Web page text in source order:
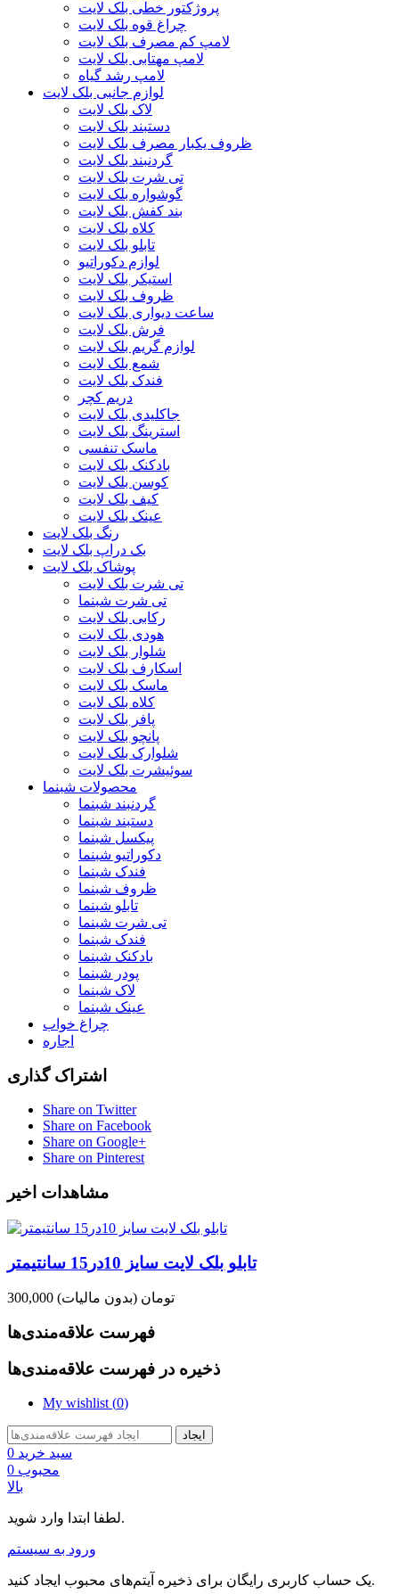
پروژکتور خطی بلک لایت
چراغ قوه بلک لایت
لامپ کم مصرف بلک لایت
لامپ مهتابی بلک لایت
لامپ رشد گیاه
لوازم جانبی بلک لایت
لاک بلک لایت
دستبند بلک لایت
ظروف یکبار مصرف بلک لایت
گردنبند بلک لایت
تی شرت بلک لایت
گوشواره بلک لایت
بند کفش بلک لایت
کلاه بلک لایت
تابلو بلک لایت
لوازم دکوراتیو
استیکر بلک لایت
ظروف بلک لایت
ساعت دیواری بلک لایت
فرش بلک لایت
لوازم گریم بلک لایت
شمع بلک لایت
فندک بلک لایت
دریم کچر
جاکلیدی بلک لایت
استرینگ بلک لایت
ماسک تنفسی
بادکنک بلک لایت
کوسن بلک لایت
کیف بلک لایت
عینک بلک لایت
رنگ بلک لایت
بک دراپ بلک لایت
پوشاک بلک لایت
تی شرت بلک لایت
تی شرت شبنما
رکابی بلک لایت
هودی بلک لایت
شلوار بلک لایت
اسکارف بلک لایت
ماسک بلک لایت
کلاه بلک لایت
پافر بلک لایت
پانچو بلک لایت
شلوارک بلک لایت
سوئیشرت بلک لایت
محصولات شبنما
گردنبند شبنما
دستبند شبنما
پیکسل شبنما
دکوراتیو شبنما
فندک شبنما
ظروف شبنما
تابلو شبنما
تی شرت شبنما
فندک شبنما
بادکنک شبنما
پودر شبنما
لاک شبنما
عینک شبنما
چراغ خواب
اجاره
اشتراک گذاری
Share on Twitter
Share on Facebook
Share on Google+
Share on Pinterest
مشاهدات اخیر
تابلو بلک لایت سایز 10در15 سانتیمتر
300,000 تومان (بدون مالیات)
فهرست علاقه‌مندی‌ها
ذخیره در فهرست علاقه‌مندی‌ها
My wishlist (0)
ایجاد
سبد خرید 0
محبوب 0
بالا
لطفا ابتدا وارد شوید.
ورود به سیستم
یک حساب کاربری رایگان برای ذخیره آیتم‌های محبوب ایجاد کنید.